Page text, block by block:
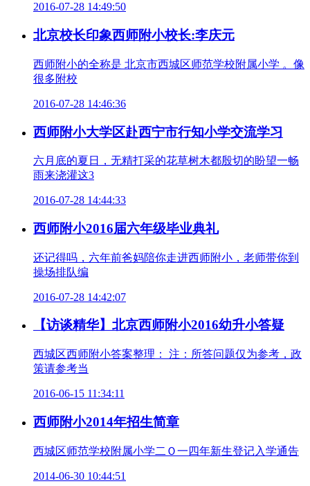
2016-07-28 14:49:50
北京校长印象西师附小校长:李庆元
西师附小的全称是 北京市西城区师范学校附属小学 。像
很多附校
2016-07-28 14:46:36
西师附小大学区赴西宁市行知小学交流学习
六月底的夏日，无精打采的花草树木都殷切的盼望一畅
雨来浇灌这3
2016-07-28 14:44:33
西师附小2016届六年级毕业典礼
还记得吗，六年前爸妈陪你走进西师附小，老师带你到
操场排队编
2016-07-28 14:42:07
【访谈精华】北京西师附小2016幼升小答疑
西城区西师附小答案整理： 注：所答问题仅为参考，政
策请参考当
2016-06-15 11:34:11
西师附小2014年招生简章
西城区师范学校附属小学二Ｏ一四年新生登记入学通告
2014-06-30 10:44:51